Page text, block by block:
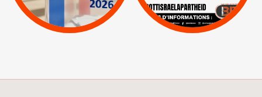
Pétitions
Visuels, tracts,
affiches,...